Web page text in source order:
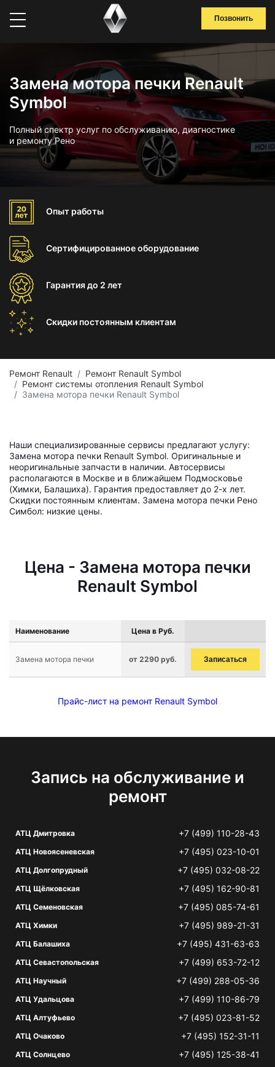
Позвонить
Замена мотора печки Renault
Symbol
Полный спектр услуг по обслуживанию, диагностике
и ремонту Рено
Опыт работы
Сертифицированноеоборудование
Гарантиядо 2 лет
Скидки постоянным клиентам
Ремонт Renault
Ремонт Renault Symbol
Ремонт системы отопления Renault Symbol
Замена мотора печки Renault Symbol
Наши специализированные сервисы предлагают услугу:
Замена мотора печки Renault Symbol. Оригинальные и
неоригинальные запчасти в наличии. Автосервисы
располагаются в Москве и в ближайшем Подмосковье
(Химки, Балашиха). Гарантия предоставляет до 2-х лет.
Скидки постоянным клиентам. Замена мотора печки Рено
Симбол: низкие цены.
Цена - Замена мотора печки
Renault Symbol
Наименование Цена в Руб.
Замена мотора печки от 2290 руб. Записаться
Прайс-лист на ремонт Renault Symbol
Запись на обслуживание и
ремонт
АТЦ Дмитровка +7 (499) 110-28-43
АТЦ Новоясеневская +7 (495) 023-10-01
АТЦ Долгопрудный +7 (495) 032-08-22
АТЦ Щёлковская +7 (495) 162-90-81
АТЦ Семеновская +7 (495) 085-74-61
АТЦ Химки +7 (495) 989-21-31
АТЦ Балашиха +7 (495) 431-63-63
АТЦ Севастопольская +7 (499) 653-72-12
АТЦ Научный +7 (499) 288-05-36
АТЦ Удальцова +7 (499) 110-86-79
АТЦ Алтуфьево +7 (495) 023-81-52
АТЦ Очаково +7 (495) 152-31-11
АТЦ Солнцево +7 (495) 125-38-41